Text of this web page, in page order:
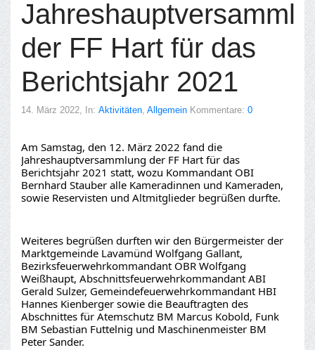
der FF Hart für das
Berichtsjahr 2021
14. März 2022 , In: Aktivitäten Allgemein Kommentare: 0
Am Samstag, den 12. März 2022 fand die
Jahreshauptversammlung der FF Hart für das
Berichtsjahr 2021 statt, wozu Kommandant OBI
Bernhard Stauber alle Kameradinnen und Kameraden,
sowie Reservisten und Altmitglieder begrüßen durfte.
Weiteres begrüßen durften wir den Bürgermeister der
Marktgemeinde Lavamünd Wolfgang Gallant,
Bezirksfeuerwehrkommandant OBR Wolfgang
Weißhaupt, Abschnittsfeuerwehrkommandant ABI
Gerald Sulzer, Gemeindefeuerwehrkommandant HBI
Hannes Kienberger sowie die Beauftragten des
Abschnittes für Atemschutz BM Marcus Kobold, Funk
BM Sebastian Futtelnig und Maschinenmeister BM
Peter Sander.